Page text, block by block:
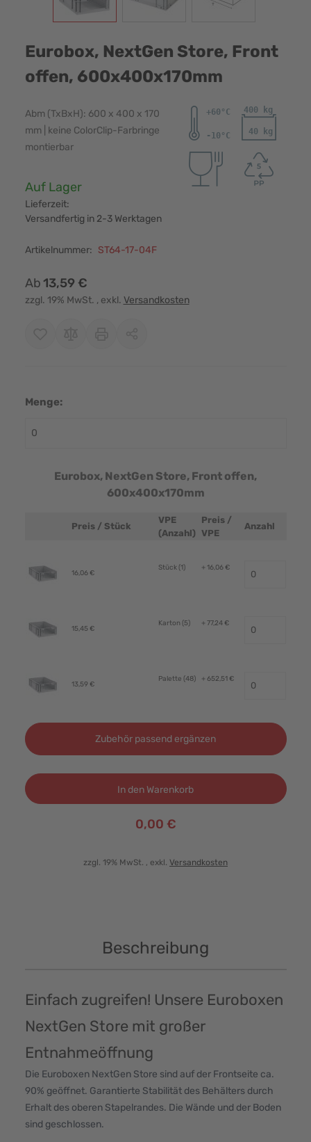
Eurobox, NextGen Store, Front
offen, 600x400x170mm
Abm (TxBxH): 600 x 400 x 170
mm | keine ColorClip-Farbringe
montierbar
Verfügbarkeit:
Auf Lager
Lieferzeit:
Versandfertig in 2-3 Werktagen
Artikelnummer: ST64-17-04F
Ab13,59 €
zzgl. 19% MwSt. , exkl. Versandkosten
Menge:
Eurobox, NextGen Store, Front offen,
600x400x170mm
Produktbild
Preis / Stück
VPE
(Anzahl)
Preis /
VPE
Anzahl
16,06 €
Stück (1) + 16,06 €
15,45 €
Karton (5) + 77,24 €
13,59 €
Palette (48) + 652,51 €
Zubehör passend ergänzen
In den Warenkorb
0,00 €
zzgl. 19% MwSt. , exkl. Versandkosten
Beschreibung
Einfach zugreifen! Unsere Euroboxen
NextGen Store mit großer
Entnahmeöffnung
Die Euroboxen NextGen Store sind auf der Frontseite ca.
90% geöffnet. Garantierte Stabilität des Behälters durch
Erhalt des oberen Stapelrandes. Die Wände und der Boden
sind geschlossen.